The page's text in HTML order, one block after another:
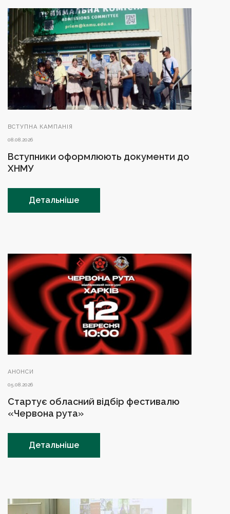
ВСТУПНА КАМПАНІЯ
08.08.2026
Вступники оформлюють документи до
ХНМУ
Детальніше
АНОНСИ
05.08.2026
Стартує обласний відбір фестивалю
«Червона рута»
Детальніше